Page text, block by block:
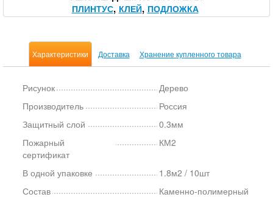
ПЛИНТУС КЛЕЙ ПОДЛОЖКА
Характеристики Доставка Хранение купленного товара
Рисунок
Дерево
Производитель
Россия
Защитный слой
0.3мм
Пожарный
сертификат
КМ2
В одной упаковке
1.8м2 / 10шт
Состав
Каменно-полимерный